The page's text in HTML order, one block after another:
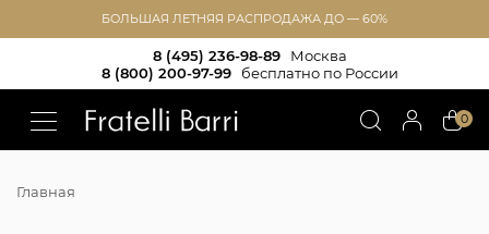
БОЛЬШАЯ ЛЕТНЯЯ РАСПРОДАЖА ДО — 60%
8 (495) 236-98-89
Москва
8 (800) 200-97-99
бесплатно по России
0
Главная